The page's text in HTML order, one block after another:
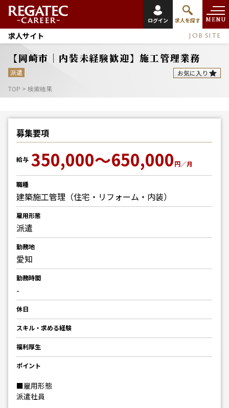
ログイン 求人を探す MENU
求人サイト JOB SITE
【岡崎市｜内装未経験歓迎】施工管理業務
派遣
お気に入り
TOP > 検索結果
募集要項
給与 350,000～650,000円／月
職種
建築施工管理（住宅・リフォーム・内装）
雇用形態
派遣
勤務地
愛知
勤務時間
-
休日
スキル・求める経験
福利厚生
ポイント
■雇用形態
派遣社員